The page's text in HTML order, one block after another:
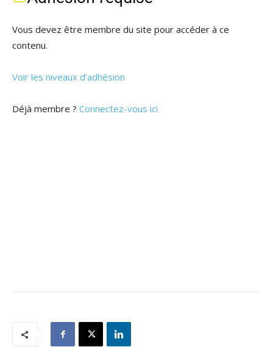
Vous devez être membre du site pour accéder à ce
contenu.
Voir les niveaux d’adhésion
Déjà membre ? Connectez-vous ici